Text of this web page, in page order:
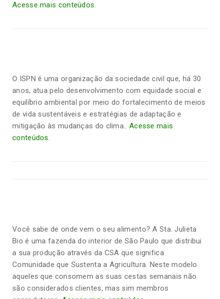
Acesse mais conteúdos.
O ISPN é uma organização da sociedade civil que, há 30
anos, atua pelo desenvolvimento com equidade social e
equilíbrio ambiental por meio do fortalecimento de meios
de vida sustentáveis e estratégias de adaptação e
mitigação às mudanças do clima.. Acesse mais
conteúdos.
Você sabe de onde vem o seu alimento? A Sta. Julieta
Bio é uma fazenda do interior de São Paulo que distribui
a sua produção através da CSA que significa
Comunidade que Sustenta a Agricultura. Neste modelo
aqueles que consomem as suas cestas semanais não
são considerados clientes, mas sim membros